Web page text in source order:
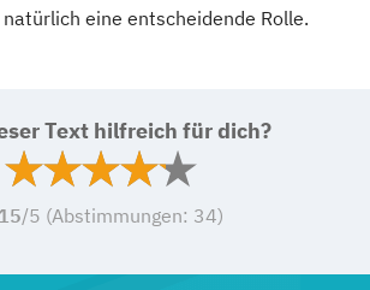
eine entscheidende Rolle.
Text hilfreich für dich?
/5 (Abstimmungen: 34)